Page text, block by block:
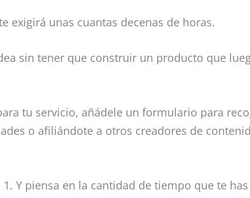
exigirá unas cuantas decenas de horas.
sin tener que construir un producto que
tu servicio, añádele un formulario para
o afiliándote a otros creadores de
Y piensa en la cantidad de tiempo que te